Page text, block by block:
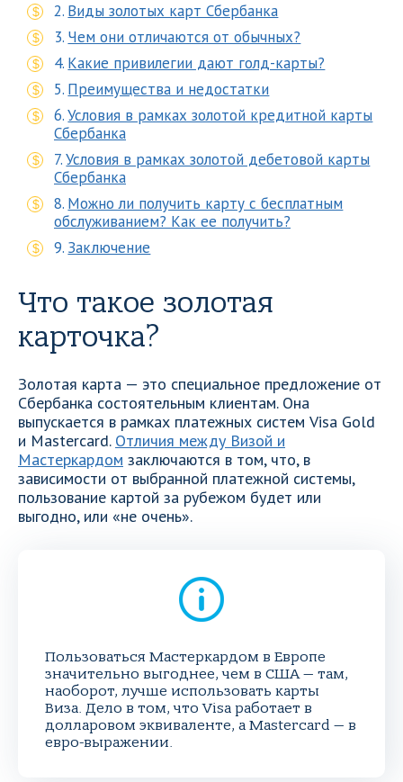
Виды золотых карт Сбербанка
Чем они отличаются от обычных?
Какие привилегии дают голд-карты?
Преимущества и недостатки
Условия в рамках золотой кредитной карты
Сбербанка
Условия в рамках золотой дебетовой карты
Сбербанка
Можно ли получить карту с бесплатным
обслуживанием? Как ее получить?
Заключение
Что такое золотая
карточка?
Золотая карта — это специальное предложение от
Сбербанка состоятельным клиентам. Она
выпускается в рамках платежных систем Visa Gold
и Mastercard. Отличия между Визой и
Мастеркардом заключаются в том, что, в
зависимости от выбранной платежной системы,
пользование картой за рубежом будет или
выгодно, или «не очень».
Пользоваться Мастеркардом в Европе
значительно выгоднее, чем в США — там,
наоборот, лучше использовать карты
Виза. Дело в том, что Visa работает в
долларовом эквиваленте, а Mastercard — в
евро-выражении.